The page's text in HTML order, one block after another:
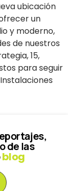
ubicación
un
y moderno,
de nuestros
15,
para seguir
de las
blog